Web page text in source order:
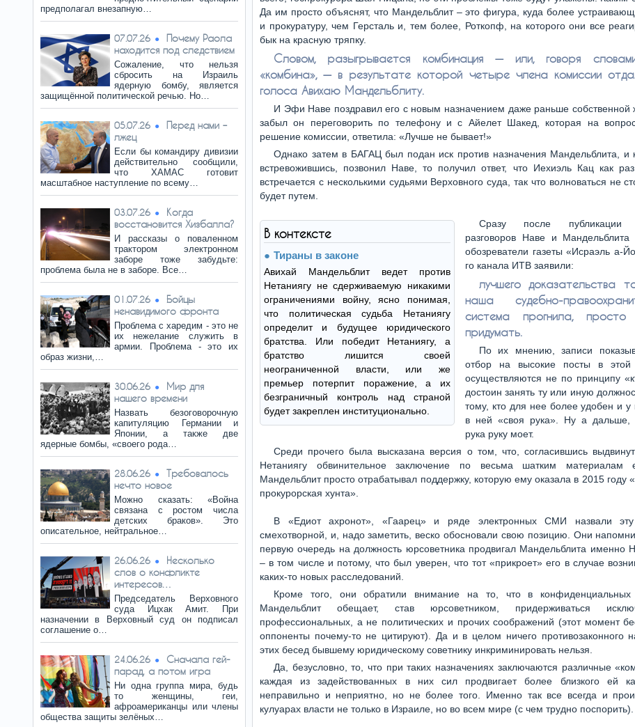
предполагал внезапную…
07.07.26
Почему Раола
находится под следствием
Сожаление, что нельзя
сбросить на Израиль
ядерную бомбу, является
защищённой политической речью. Но…
05.07.26
Перед нами –
лжец
Если бы командиру дивизии
действительно сообщили,
что ХАМАС готовит
масштабное наступление по всему…
03.07.26
Когда
восстановится Хизбалла?
И рассказы о поваленном
трактором электронном
заборе тоже забудьте:
проблема была не в заборе. Все…
01.07.26
Бойцы
ненавидимого фронта
Проблема с харедим - это не
их нежелание служить в
армии. Проблема - это их
образ жизни,…
30.06.26
Мир для
нашего времени
Назвать безоговорочную
капитуляцию Германии и
Японии, а также две
ядерные бомбы, «своего рода…
28.06.26
Требовалось
нечто новое
Можно сказать: «Война
связана с ростом числа
детских браков». Это
описательное, нейтральное…
26.06.26
Несколько
слов о конфликте
интересов…
Председатель Верховного
суда Ицхак Амит. При
назначении в Верховный суд он подписал
соглашение о…
24.06.26
Сначала гей-
парад, а потом игра
Ни одна группа мира, будь
то женщины, геи,
афроамериканцы или члены
общества защиты зелёных…
Да им просто объяснят, что Мандельблит – это фигура, куда более
и прокуратуру, чем Герсталь и, тем более, Роткопф, на которого они все
бык на красную тряпку.
Словом, разыгрывается комбинация — или, говоря
«комбина», — в результате которой четыре члена комиссии
голоса Авихаю Мандельблиту.
И Эфи Наве поздравил его с новым назначением даже раньше
забыл он переговорить по телефону и с Айелет Шакед, которая на
решение комиссии, ответила: «Лучше не бывает!»
Однако затем в БАГАЦ был подан иск против назначения Мандельблита, и
встревожившись, позвонил Наве, то получил ответ, что Иехиэль Кац как
встречается с несколькими судьями Верховного суда, так что волноваться не
будет путем.
В контексте
Тираны в законе
Авихай Мандельблит ведет против
Нетаниягу не сдерживаемую никакими
ограничениями войну, ясно понимая,
что политическая судьба Нетаниягу
определит и будущее юридического
братства. Или победит Нетаниягу, а
братство лишится своей
неограниченной власти, или же
премьер потерпит поражение, а их
безграничный контроль над страной
будет закреплен институционально.
Сразу после публикации
разговоров Наве и Мандельблита
обозреватели газеты «Исраэль а-
го канала ИТВ заявили:
лучшего доказательства
наша судебно-
система прогнила, просто
придумать.
По их мнению, записи
отбор на высокие посты в этой
осуществляются не по принципу
достоин занять ту или иную
тому, кто для нее более удобен и у
в ней «своя рука». Ну а дальше,
рука руку моет.
Среди прочего была высказана версия о том, что, согласившись
Нетаниягу обвинительное заключение по весьма шатким материалам
Мандельблит просто отрабатывал поддержку, которую ему оказала в 2015 году
прокурорская хунта».
В «Едиот ахронот», «Гаарец» и ряде электронных СМИ назвали
смехотворной, и, надо заметить, веско обосновали свою позицию. Они
первую очередь на должность юрсоветника продвигал Мандельблита именно
– в том числе и потому, что был уверен, что тот «прикроет» его в случае
каких-то новых расследований.
Кроме того, они обратили внимание на то, что в конфиденциальных
Мандельблит обещает, став юрсоветником, придерживаться
профессиональных, а не политических и прочих соображений (этот момент
оппоненты почему-то не цитируют). Да и в целом ничего противозаконного
этих бесед бывшему юридическому советнику инкриминировать нельзя.
Да, безусловно, то, что при таких назначениях заключаются различные
каждая из задействованных в них сил продвигает более близкого ей
неправильно и неприятно, но не более того. Именно так все всегда и
кулуарах власти не только в Израиле, но во всем мире (с чем трудно поспорить).